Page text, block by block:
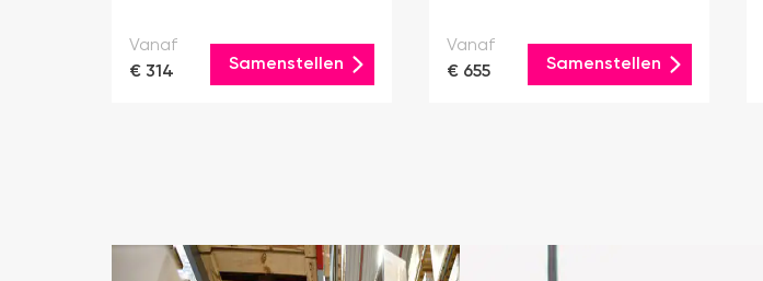
Vanaf
€ 314
Samenstellen
Vanaf
€ 655
Samenstellen